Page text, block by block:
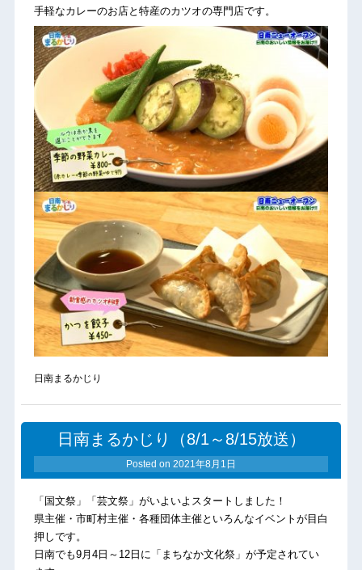
手軽なカレーのお店と特産のカツオの専門店です。
日南まるかじり
日南まるかじり（8/1～8/15放送）
Posted on 2021年8月1日
「国文祭」「芸文祭」がいよいよスタートしました！
県主催・市町村主催・各種団体主催といろんなイベントが目白
押しです。
日南でも9月4日～12日に「まちなか文化祭」が予定されてい